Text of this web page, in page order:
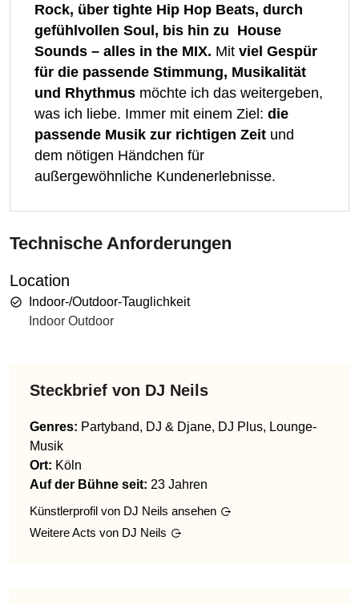
Rock, über tighte Hip Hop Beats, durch
gefühlvollen Soul, bis hin zu House
Sounds – alles in the MIX. Mit viel Gespür
für die passende Stimmung, Musikalität
und Rhythmus möchte ich das weitergeben,
was ich liebe. Immer mit einem Ziel: die
passende Musik zur richtigen Zeit und
dem nötigen Händchen für
außergewöhnliche Kundenerlebnisse.
Technische Anforderungen
Location
Indoor-/Outdoor-Tauglichkeit
Indoor Outdoor
Steckbrief von DJ Neils
Genres: Partyband, DJ & Djane, DJ Plus, Lounge-
Musik
Ort: Köln
Auf der Bühne seit: 23 Jahren
Künstlerprofil von DJ Neils ansehen
Weitere Acts von DJ Neils